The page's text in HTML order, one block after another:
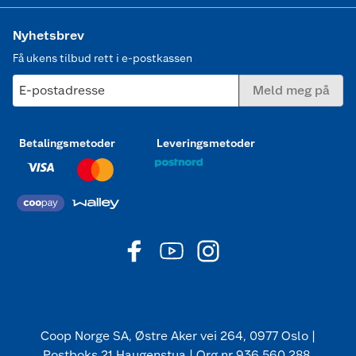
Nyhetsbrev
Få ukens tilbud rett i e-postkassen
E-postadresse Meld meg på
Betalingsmetoder Leveringsmetoder
Coop Norge SA, Østre Aker vei 264, 0977 Oslo |